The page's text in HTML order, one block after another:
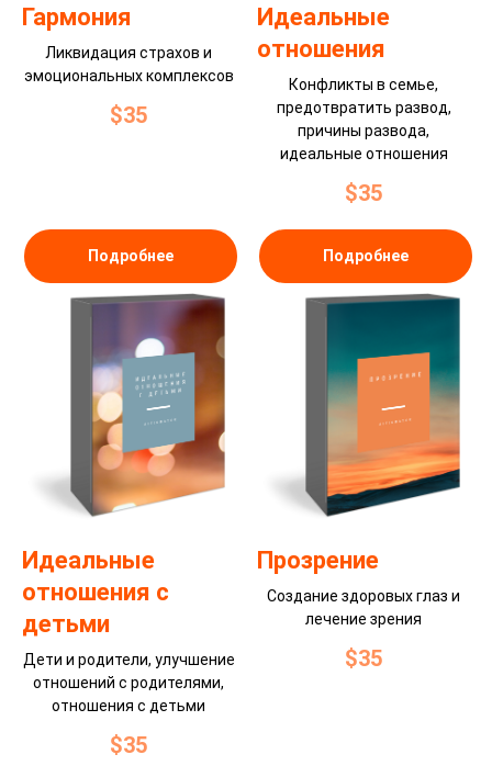
Гармония
Ликвидация страхов и
эмоциональных комплексов
$35
Подробнее
Идеальные
отношения
Конфликты в семье,
предотвратить развод,
причины развода,
идеальные отношения
$35
Подробнее
Идеальные
отношения с
детьми
Дети и родители, улучшение
отношений с родителями,
отношения с детьми
$35
Прозрение
Создание здоровых глаз и
лечение зрения
$35